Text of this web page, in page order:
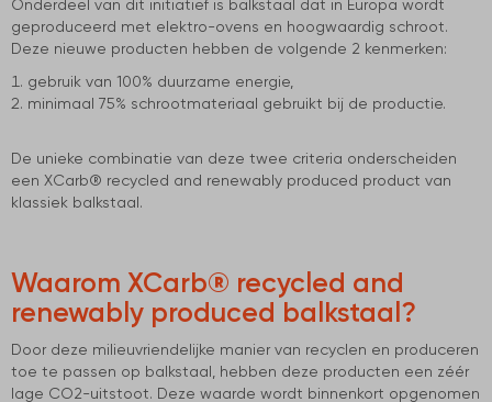
Onderdeel van dit initiatief is balkstaal dat in Europa wordt
geproduceerd met elektro-ovens en hoogwaardig schroot.
Deze nieuwe producten hebben de volgende 2 kenmerken:
gebruik van 100% duurzame energie,
minimaal 75% schrootmateriaal gebruikt bij de productie.
De unieke combinatie van deze twee criteria onderscheiden
een XCarb® recycled and renewably produced product van
klassiek balkstaal.
Waarom XCarb® recycled and
renewably produced balkstaal?
Door deze milieuvriendelijke manier van recyclen en produceren
toe te passen op balkstaal, hebben deze producten een zéér
lage CO2-uitstoot. Deze waarde wordt binnenkort opgenomen